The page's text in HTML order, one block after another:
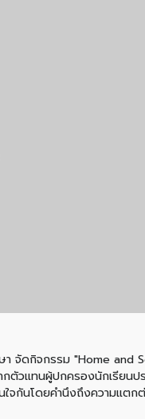
า จัดกิจกรรม "Home
ตัวแทนผู้ปกครองนักเรียน
ใจกันโดยคำนึงถึงความแ